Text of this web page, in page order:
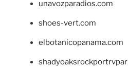
unavozparadios.com
shoes-vert.com
elbotanicopanama.com